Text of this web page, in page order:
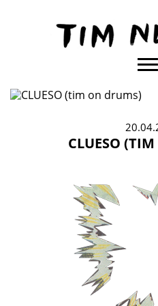
TIM
NEUHAUS
CLUESO